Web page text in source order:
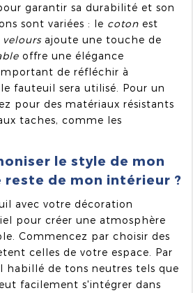
garantir sa durabilité et son
sont variées : le coton est
veloursajoute une touche de
offre une élégance
de réfléchir à
fauteuil sera utilisé. Pour un
pour des matériaux résistants
taches, comme les
le style de mon
reste de mon intérieur ?
avec votre décoration
pour créer une atmosphère
Commencez par choisir des
celles de votre espace. Par
habillé de tons neutres tels que
facilement s'intégrer dans